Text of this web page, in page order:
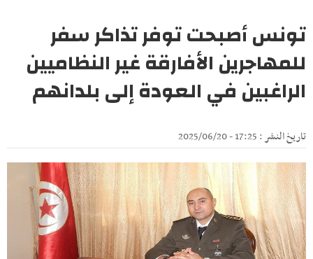
تونس أصبحت توفر تذاكر سفر
للمهاجرين الأفارقة غير النظاميين
الراغبين في العودة إلى بلدانهم
تاريخ النشر : 17:25 - 2025/06/20